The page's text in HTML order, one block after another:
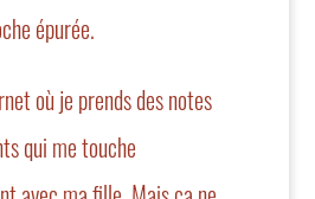
épurée.
où je prends des notes
qui me touche